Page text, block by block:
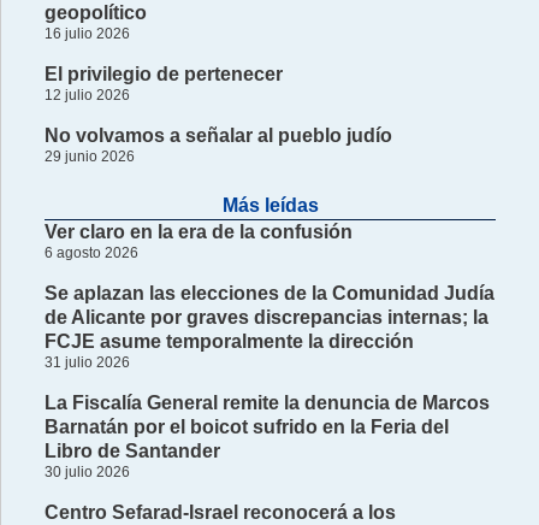
geopolítico
16 julio 2026
El privilegio de pertenecer
12 julio 2026
No volvamos a señalar al pueblo judío
29 junio 2026
Más leídas
Ver claro en la era de la confusión
6 agosto 2026
Se aplazan las elecciones de la Comunidad Judía
de Alicante por graves discrepancias internas; la
FCJE asume temporalmente la dirección
31 julio 2026
La Fiscalía General remite la denuncia de Marcos
Barnatán por el boicot sufrido en la Feria del
Libro de Santander
30 julio 2026
Centro Sefarad-Israel reconocerá a los